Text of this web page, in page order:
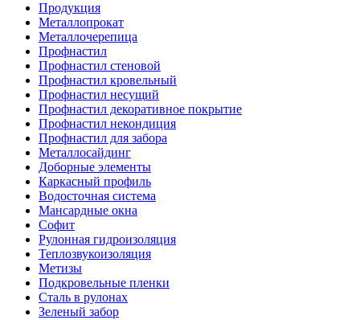
Продукция
Металлопрокат
Металлочерепица
Профнастил
Профнастил стеновой
Профнастил кровельный
Профнастил несущий
Профнастил декоративное покрытие
Профнастил некондиция
Профнастил для забора
Металлосайдинг
Доборные элементы
Каркасный профиль
Водосточная система
Мансардные окна
Софит
Рулонная гидроизоляция
Теплозвукоизоляция
Метизы
Подкровельные пленки
Сталь в рулонах
Зеленый забор